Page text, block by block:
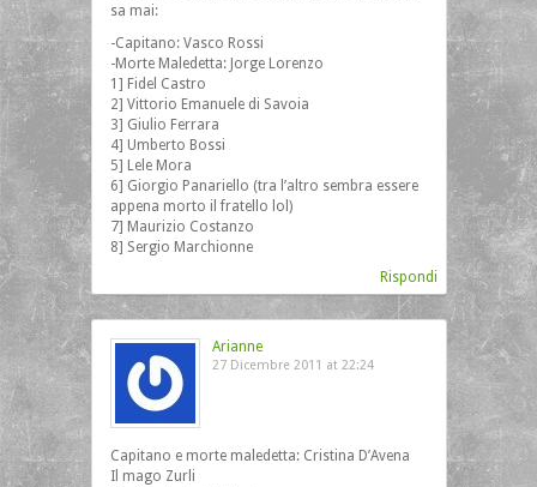
sa mai:
-Capitano: Vasco Rossi
-Morte Maledetta: Jorge Lorenzo
1] Fidel Castro
2] Vittorio Emanuele di Savoia
3] Giulio Ferrara
4] Umberto Bossi
5] Lele Mora
6] Giorgio Panariello (tra l’altro sembra essere
appena morto il fratello lol)
7] Maurizio Costanzo
8] Sergio Marchionne
Rispondi
Arianne
27 Dicembre 2011 at 22:24
Capitano e morte maledetta: Cristina D’Avena
Il mago Zurli